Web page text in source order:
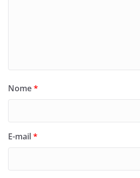
Nome*
E-mail*